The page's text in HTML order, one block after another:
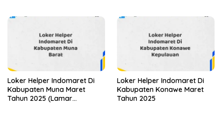
Loker Helper Indomaret Di
Kabupaten Muna Maret
Tahun 2025 (Lamar
Loker Helper Indomaret Di
Kabupaten Konawe Maret
Tahun 2025